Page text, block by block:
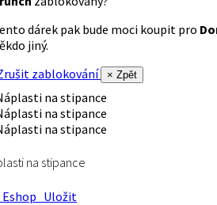
dárek pak bude moci koupit pro
jiný.
zablokování
× Zpět
na stipance
Uložit